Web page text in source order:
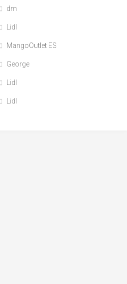
dm
Lidl
MangoOutlet ES
George
Lidl
Lidl